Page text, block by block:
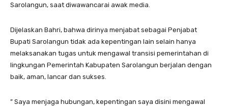
Sarolangun, saat diwawancarai awak media.
Dijelaskan Bahri, bahwa dirinya menjabat sebagai Penjabat
Bupati Sarolangun tidak ada kepentingan lain selain hanya
melaksanakan tugas untuk mengawal transisi pemerintahan di
lingkungan Pemerintah Kabupaten Sarolangun berjalan dengan
baik, aman, lancar dan sukses.
” Saya menjaga hubungan, kepentingan saya disini mengawal